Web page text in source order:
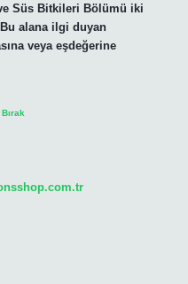
Süs Bitkileri Bölümü iki
alana ilgi duyan
veya eşdeğerine